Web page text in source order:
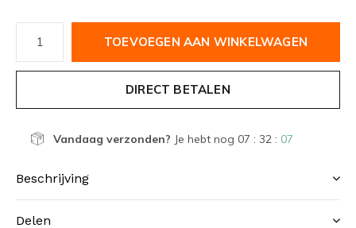
TOEVOEGEN AAN WINKELWAGEN
DIRECT BETALEN
Vandaag verzonden? Je hebt nog 07 : 32 : 07
Beschrijving
Delen